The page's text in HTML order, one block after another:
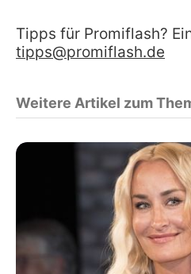
Tipps für Promiflash?
tipps@promiflash.de
Weitere Artikel zum